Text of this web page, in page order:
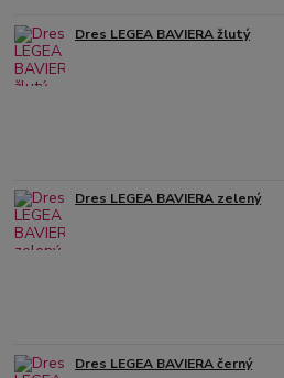
Dres LEGEA BAVIERA žlutý
Dres LEGEA BAVIERA zelený
Dres LEGEA BAVIERA černý